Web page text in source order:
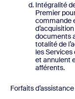
Intégralité
Premier
commande
documents
totalité de
les Services
et annulent
afférents.
Forfaits